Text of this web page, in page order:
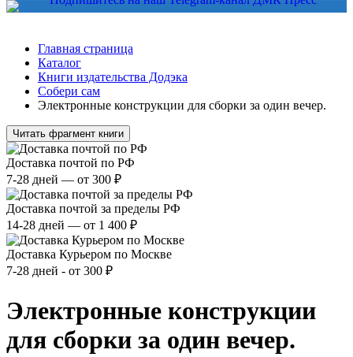
Главная страница
Каталог
Книги издательства Додэка
Собери сам
Электронные конструкции для сборки за один вечер.
Читать фрагмент книги
Доставка почтой по РФ
7-28 дней — от 300 ₽
Доставка почтой за пределы РФ
14-28 дней — от 1 400 ₽
Доставка Курьером по Москве
7-28 дней - от 300 ₽
Электронные конструкции
для сборки за один вечер.